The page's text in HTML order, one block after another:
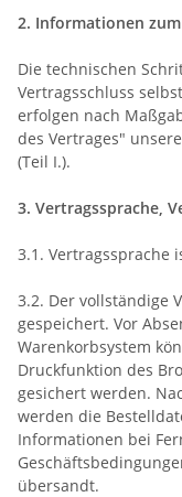
2. Informationen
Die technischen
Vertragsschluss
erfolgen nach
des Vertrages"
(Teil I.).
3. Vertragssprache,
3.1. Vertragssprache
3.2. Der vollständige
gespeichert. Vor
Warenkorbsystem
Druckfunktion des
gesichert werden.
werden die
Informationen bei
übersandt.